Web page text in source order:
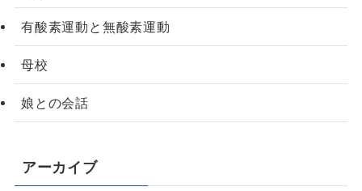
有酸素運動と無酸素運動
母校
娘との会話
アーカイブ